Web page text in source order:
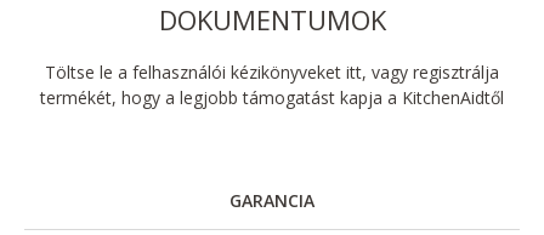
DOKUMENTUMOK
Töltse le a felhasználói kézikönyveket itt, vagy regisztrálja
termékét, hogy a legjobb támogatást kapja a KitchenAidtől
GARANCIA